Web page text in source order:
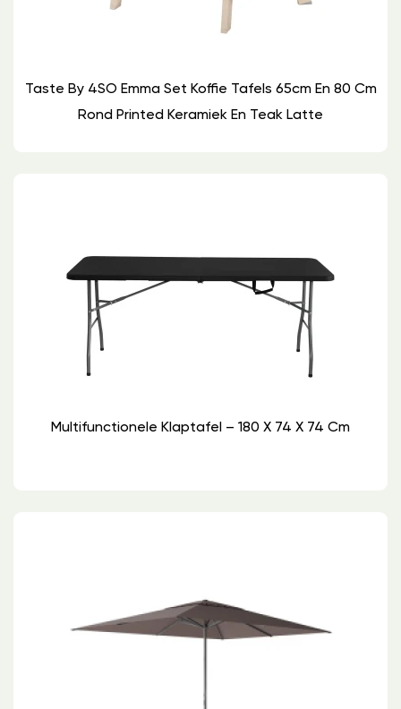
Taste By 4SO Emma Set Koffie Tafels 65cm En 80 Cm
Rond Printed Keramiek En Teak Latte
Multifunctionele Klaptafel – 180 X 74 X 74 Cm